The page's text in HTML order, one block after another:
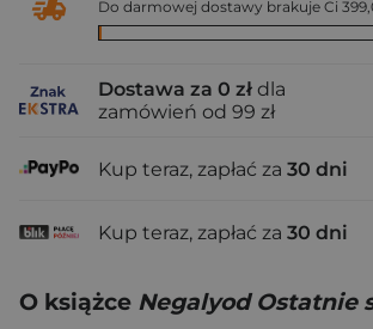
Do darmowej dostawy brakuje Ci
Dostawa za 0 zł dla
zamówień od 99 zł
Kup teraz, zapłać za 30 dni
Kup teraz, zapłać za 30 dni
O książce Negalyod Ostatnie